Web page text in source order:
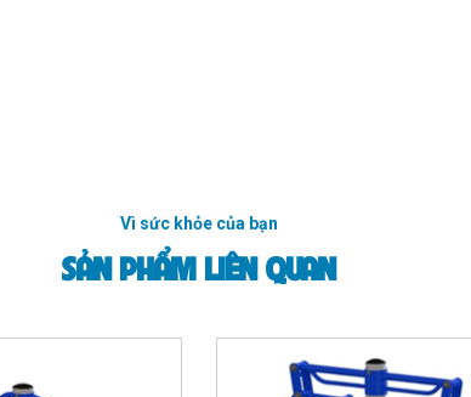
Vì sức khỏe của bạn
SẢN PHẨM LIÊN QUAN